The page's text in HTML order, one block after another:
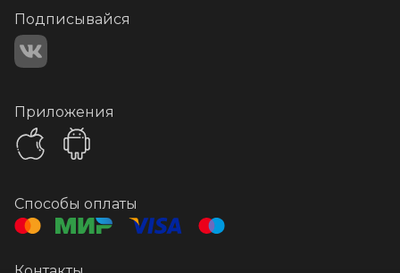
Подписывайся
Приложения
Способы оплаты